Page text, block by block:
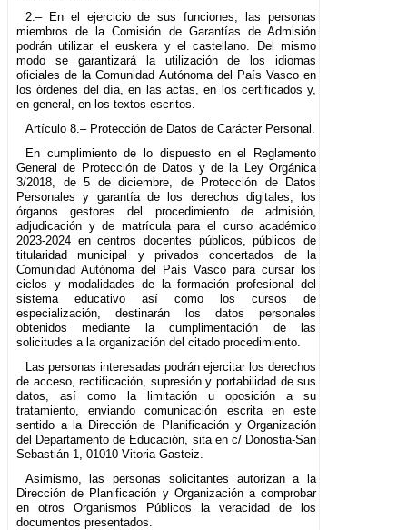
2.– En el ejercicio de sus funciones, las personas
miembros de la Comisión de Garantías de Admisión
podrán utilizar el euskera y el castellano. Del mismo
modo se garantizará la utilización de los idiomas
oficiales de la Comunidad Autónoma del País Vasco en
los órdenes del día, en las actas, en los certificados y,
en general, en los textos escritos.
Artículo 8.– Protección de Datos de Carácter Personal.
En cumplimiento de lo dispuesto en el Reglamento
General de Protección de Datos y de la Ley Orgánica
3/2018, de 5 de diciembre, de Protección de Datos
Personales y garantía de los derechos digitales, los
órganos gestores del procedimiento de admisión,
adjudicación y de matrícula para el curso académico
2023-2024 en centros docentes públicos, públicos de
titularidad municipal y privados concertados de la
Comunidad Autónoma del País Vasco para cursar los
ciclos y modalidades de la formación profesional del
sistema educativo así como los cursos de
especialización, destinarán los datos personales
obtenidos mediante la cumplimentación de las
solicitudes a la organización del citado procedimiento.
Las personas interesadas podrán ejercitar los derechos
de acceso, rectificación, supresión y portabilidad de sus
datos, así como la limitación u oposición a su
tratamiento, enviando comunicación escrita en este
sentido a la Dirección de Planificación y Organización
del Departamento de Educación, sita en c/ Donostia-San
Sebastián 1, 01010 Vitoria-Gasteiz.
Asimismo, las personas solicitantes autorizan a la
Dirección de Planificación y Organización a comprobar
en otros Organismos Públicos la veracidad de los
documentos presentados.